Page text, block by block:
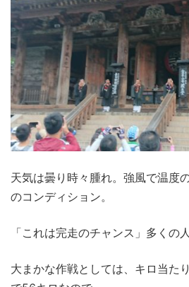
天気は曇り時々腫れ。強風で温度
のコンディション。
「これは完走のチャンス」多くの
大まかな作戦としては、キロ当た